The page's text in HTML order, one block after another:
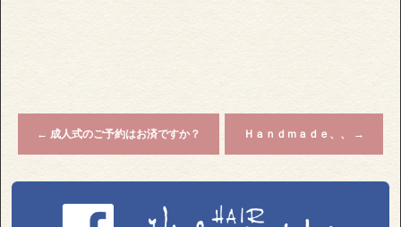
← 成人式のご予約はお済ですか？ Ｈａｎｄｍａｄｅ、、 →